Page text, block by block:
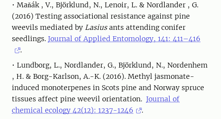
• Maňák , V., Björklund, N., Lenoir, L. & Nordlander , G.
(2016) Testing associational resistance against pine
weevils mediated by Lasiusants attending conifer
seedlings. Journal of Applied Entomology, 141: 411–416
.
• Lundborg, L., Nordlander, G., Björklund, N., Nordenhem
, H. & Borg-Karlson, A.-K. (2016). Methyl jasmonate-
induced monoterpenes in Scots pine and Norway spruce
tissues affect pine weevil orientation. Journal of
chemical ecology 42(12): 1237-1246
.